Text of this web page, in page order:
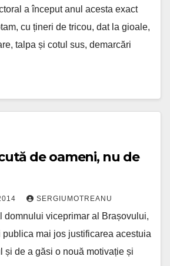
a început anul acesta exact
cu țineri de tricou, dat la gioale,
talpa și cotul sus, demarcări
de oameni, nu de
SERGIUMOTREANU
domnului viceprimar al Brașovului,
publica mai jos justificarea acestuia
și de a găsi o nouă motivație și